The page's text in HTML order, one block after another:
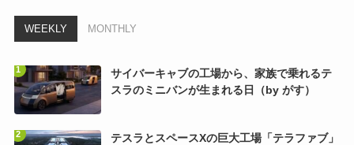
WEEKLY MONTHLY
サイバーキャブの工場から、家族で乗れるテ
スラのミニバンが生まれる日（by がす）
テスラとスペースXの巨大工場「テラファブ」